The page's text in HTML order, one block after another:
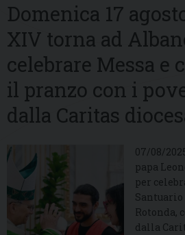
Domenica 17
XIV torna ad
celebrare Messa e
il pranzo con i
dalla Caritas
07/08/
papa
per
Rotonda,
dalla